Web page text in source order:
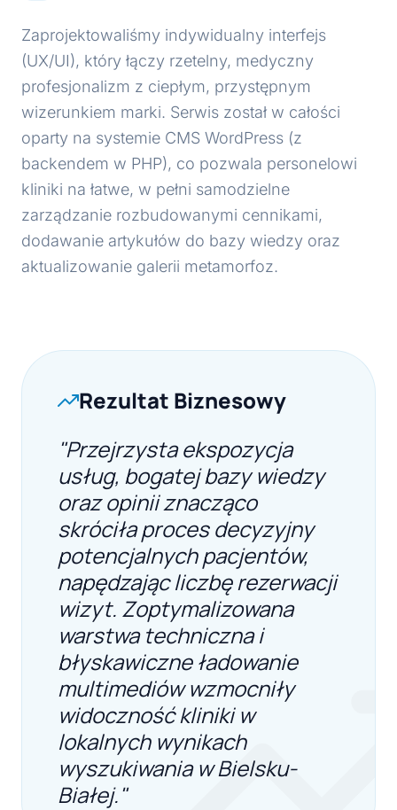
Zaprojektowaliśmy indywidualny interfejs
(UX/UI), który łączy rzetelny, medyczny
profesjonalizm z ciepłym, przystępnym
wizerunkiem marki. Serwis został w całości
oparty na systemie CMS WordPress (z
backendem w PHP), co pozwala personelowi
kliniki na łatwe, w pełni samodzielne
zarządzanie rozbudowanymi cennikami,
dodawanie artykułów do bazy wiedzy oraz
aktualizowanie galerii metamorfoz.
Rezultat Biznesowy
"Przejrzysta ekspozycja
usług, bogatej bazy wiedzy
oraz opinii znacząco
skróciła proces decyzyjny
potencjalnych pacjentów,
napędzając liczbę rezerwacji
wizyt. Zoptymalizowana
warstwa techniczna i
błyskawiczne ładowanie
multimediów wzmocniły
widoczność kliniki w
lokalnych wynikach
wyszukiwania w Bielsku-
Białej."